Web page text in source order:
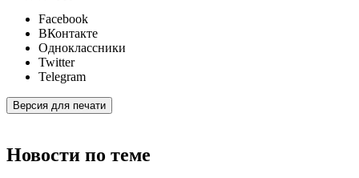
Facebook
ВКонтакте
Одноклассники
Twitter
Telegram
Версия для печати
Новости по теме